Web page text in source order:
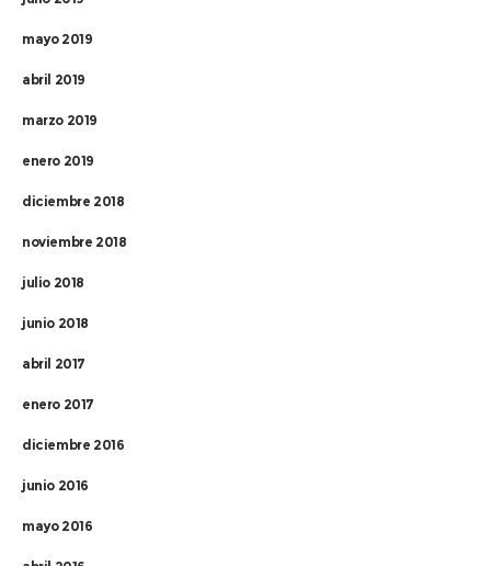
mayo 2019
abril 2019
marzo 2019
enero 2019
diciembre 2018
noviembre 2018
julio 2018
junio 2018
abril 2017
enero 2017
diciembre 2016
junio 2016
mayo 2016